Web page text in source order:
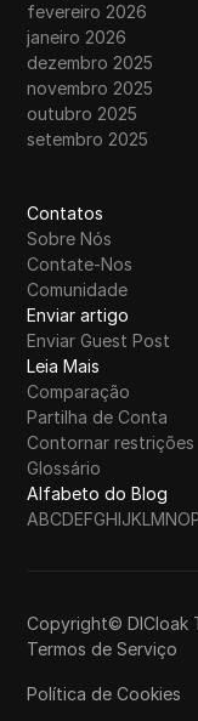
fevereiro 2026
janeiro 2026
dezembro 2025
novembro 2025
outubro 2025
setembro 2025
Contatos
Sobre Nós
Contate-Nos
Comunidade
Enviar artigo
Enviar Guest Post
Leia Mais
Comparação
Partilha de Conta
Contornar restrições
Glossário
Alfabeto do Blog
ABCDEFGHIJKLMNO
Copyright© DICloak
Termos de Serviço
Política de Cookies